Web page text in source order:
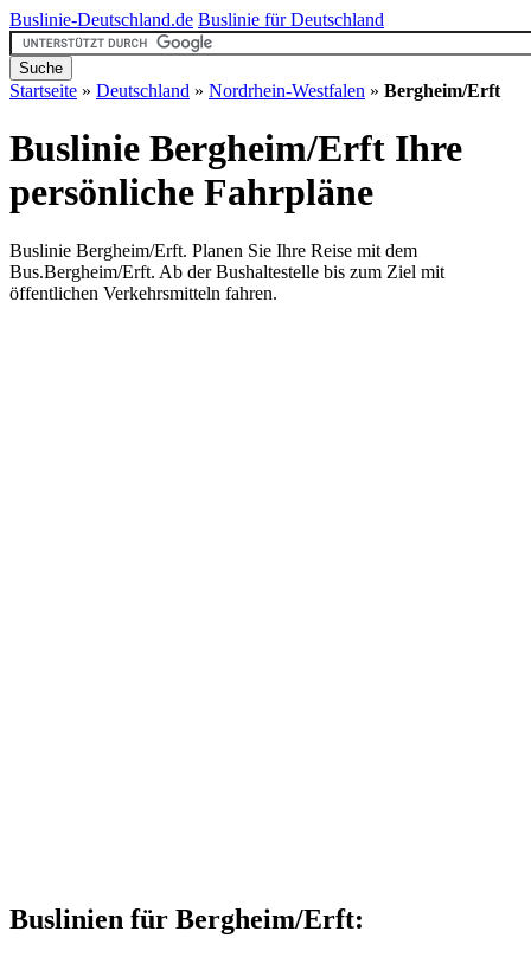
Buslinie-Deutschland.de Buslinie für Deutschland
Startseite » Deutschland » Nordrhein-Westfalen » Bergheim/Erft
Buslinie Bergheim/Erft Ihre
persönliche Fahrpläne
Buslinie Bergheim/Erft. Planen Sie Ihre Reise mit dem
Bus.Bergheim/Erft. Ab der Bushaltestelle bis zum Ziel mit
öffentlichen Verkehrsmitteln fahren.
Buslinien für Bergheim/Erft: